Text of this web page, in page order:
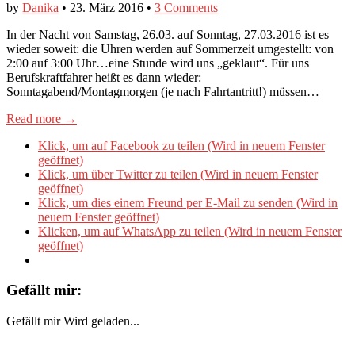
by Danika • 23. März 2016 • 3 Comments
In der Nacht von Samstag, 26.03. auf Sonntag, 27.03.2016 ist es
wieder soweit: die Uhren werden auf Sommerzeit umgestellt: von
2:00 auf 3:00 Uhr…eine Stunde wird uns „geklaut“. Für uns
Berufskraftfahrer heißt es dann wieder:
Sonntagabend/Montagmorgen (je nach Fahrtantritt!) müssen…
Read more →
Klick, um auf Facebook zu teilen (Wird in neuem Fenster
geöffnet)
Klick, um über Twitter zu teilen (Wird in neuem Fenster
geöffnet)
Klick, um dies einem Freund per E-Mail zu senden (Wird in
neuem Fenster geöffnet)
Klicken, um auf WhatsApp zu teilen (Wird in neuem Fenster
geöffnet)
Gefällt mir:
Gefällt mir Wird geladen...